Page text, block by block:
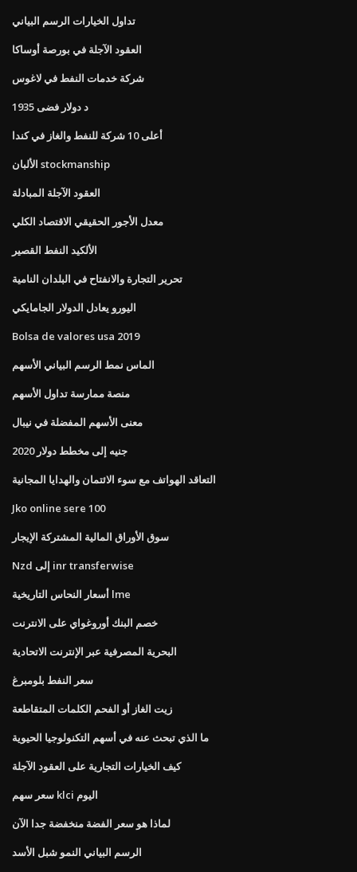
تداول الخيارات الرسم البياني
العقود الآجلة في بورصة أوساكا
شركة خدمات النفط في لاغوس
1935 د دولار فضى
أعلى 10 شركة للنفط والغاز في كندا
الألبان stockmanship
العقود الآجلة المبادلة
معدل الأجور الحقيقي الاقتصاد الكلي
الألكيد النفط القصير
تحرير التجارة والانفتاح في البلدان النامية
اليورو يعادل الدولار الجامايكي
Bolsa de valores usa 2019
الماس نمط الرسم البياني الأسهم
منصة ممارسة تداول الأسهم
معنى الأسهم المفضلة في نيبال
جنيه إلى مخطط دولار 2020
التعاقد الهواتف مع سوء الائتمان والهدايا المجانية
Jko online sere 100
سوق الأوراق المالية المشتركة الإيجار
Nzd إلى inr transferwise
أسعار النحاس التاريخية lme
خصم البنك أوروغواي على الانترنت
البحرية المصرفية عبر الإنترنت الاتحادية
سعر النفط بلومبرغ
زيت الغاز أو الفحم الكلمات المتقاطعة
ما الذي تبحث عنه في أسهم التكنولوجيا الحيوية
كيف الخيارات التجارية على العقود الآجلة
سعر سهم klci اليوم
لماذا هو سعر الفضة منخفضة جدا الآن
الرسم البياني النمو شبل الأسد